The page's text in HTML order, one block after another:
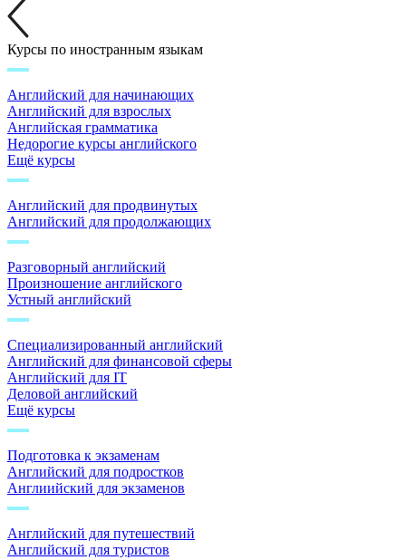
Курсы по иностранным языкам
Английский для начинающих
Английский для взрослых
Английская грамматика
Недорогие курсы английского
Ещё курсы
Английский для продвинутых
Английский для продолжающих
Разговорный английский
Произношение английского
Устный английский
Специализированный английский
Английский для финансовой сферы
Английский для IT
Деловой английский
Ещё курсы
Подготовка к экзаменам
Английский для подростков
Англиийский для экзаменов
Английский для путешествий
Английский для туристов